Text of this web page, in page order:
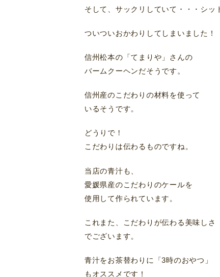
そして、サックリしていて・・・シッ
ついついおかわりしてしまいました！
信州松本の「てまりや」さんの
バームクーヘンだそうです。
信州産のこだわりの材料を使って
いるそうです。
どうりで！
こだわりは伝わるものですね。
当店の青汁も、
愛媛県産のこだわりのケールを
使用して作られています。
これまた、こだわりが伝わる美味しさ
でございます。
青汁をお茶替わりに「3時のおやつ」
もオススメです！